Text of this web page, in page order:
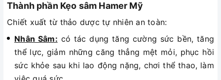
Thành phần Kẹo sâm Hamer Mỹ
Chiết xuất từ thảo dược tự nhiên an toàn:
Nhân Sâm: có tác dụng tăng cường sức bền, tăng
thể lực, giảm những căng thẳng mệt mỏi, phục hồi
sức khỏe sau khi lao động nặng, chơi thể thao, làm